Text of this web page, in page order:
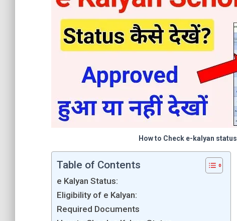
How to Check e-kalyan status
Table of Contents
e Kalyan Status:
Eligibility of e Kalyan:
Required Documents